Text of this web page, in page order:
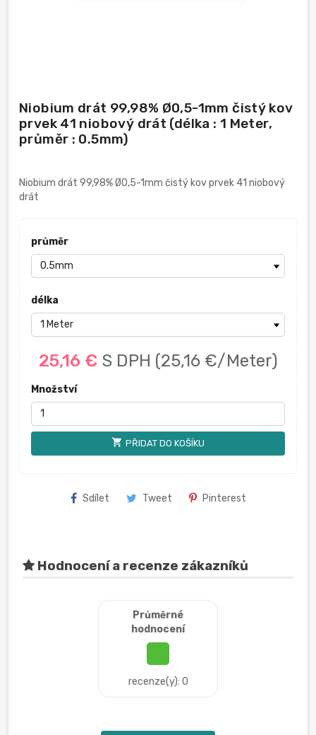
Niobium drát 99,98% Ø0,5-1mm čistý kov
prvek 41 niobový drát (délka : 1 Meter,
průměr : 0.5mm)
Niobium drát 99,98% Ø0,5-1mm čistý kov prvek 41 niobový
drát
průměr
délka
25,16 € S DPH (25,16 €/Meter)
Množství
shopping_cart PŘIDAT DO KOŠÍKU
Sdílet Tweet Pinterest
Hodnocení a recenze zákazníků
Průměrné
hodnocení
recenze(y): 0